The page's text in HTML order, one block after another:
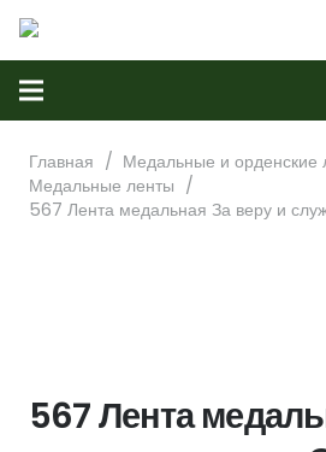
Главная / Медальные и орденские
Медальные ленты /
567 Лента медальная За веру и
567 Лента